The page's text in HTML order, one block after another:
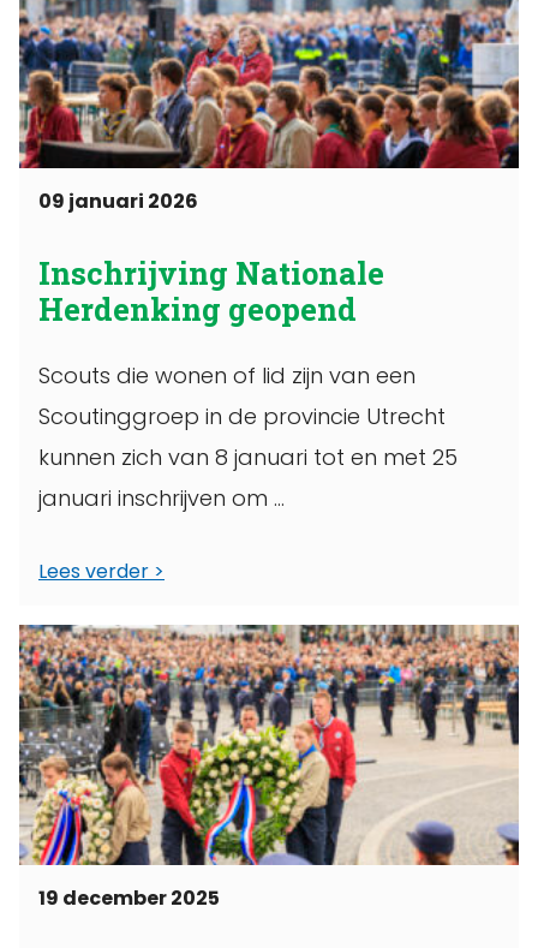
09 januari 2026
Inschrijving Nationale
Herdenking geopend
Scouts die wonen of lid zijn van een
Scoutinggroep in de provincie Utrecht
kunnen zich van 8 januari tot en met 25
januari inschrijven om ...
Lees verder
19 december 2025